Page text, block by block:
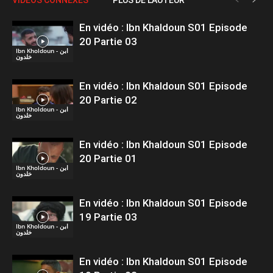
Ibn Kholdoun - ابن
خلدون
En vidéo : Ibn Khaldoun S01 Episode
20 Partie 03
Ibn Kholdoun - ابن
خلدون
En vidéo : Ibn Khaldoun S01 Episode
20 Partie 02
Ibn Kholdoun - ابن
خلدون
En vidéo : Ibn Khaldoun S01 Episode
20 Partie 01
Ibn Kholdoun - ابن
خلدون
En vidéo : Ibn Khaldoun S01 Episode
19 Partie 03
En vidéo : Ibn Khaldoun S01 Episode